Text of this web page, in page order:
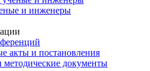
и инженеры
акты и постановления
документы